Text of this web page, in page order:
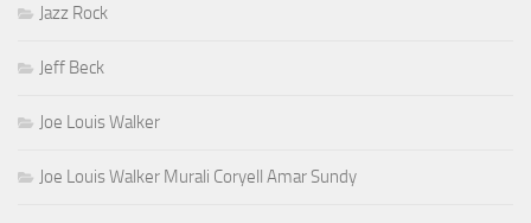
Jazz Rock
Jeff Beck
Joe Louis Walker
Joe Louis Walker Murali Coryell Amar Sundy